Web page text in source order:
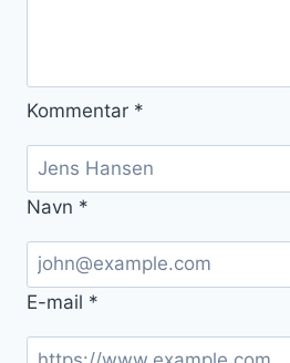
Kommentar *
Navn *
E-mail *